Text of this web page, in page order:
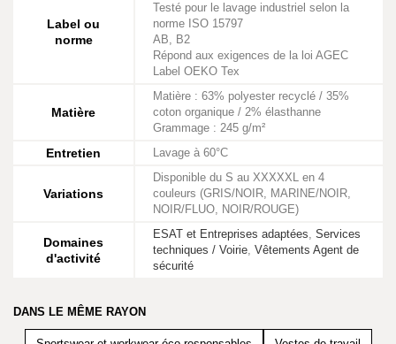
Label ou
norme
Testé pour le lavage industriel selon la
norme ISO 15797
AB, B2
Répond aux exigences de la loi AGEC
Label OEKO Tex
Matière
Matière : 63% polyester recyclé / 35%
coton organique / 2% élasthanne
Grammage : 245 g/m²
Entretien Lavage à 60°C
Variations
Disponible du S au XXXXXL en 4
couleurs (GRIS/NOIR, MARINE/NOIR,
NOIR/FLUO, NOIR/ROUGE)
Domaines
d'activité
ESAT et Entreprises adaptées, Services
techniques / Voirie, Vêtements Agent de
sécurité
DANS LE MÊME RAYON